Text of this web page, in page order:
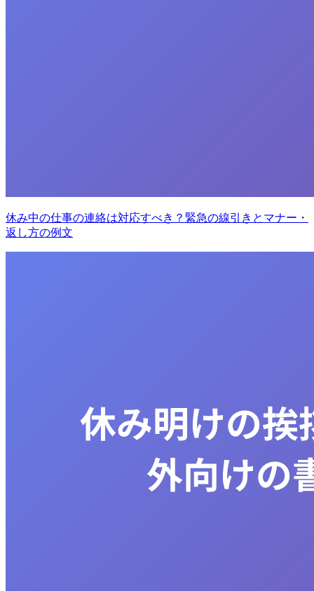
休み中の仕事の連絡は対応すべき？緊急の線引きとマナー・
返し方の例文